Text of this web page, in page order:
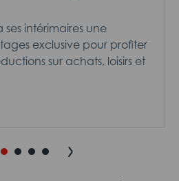
intérimaires une
exclusive pour profiter
sur achats, loisirs et